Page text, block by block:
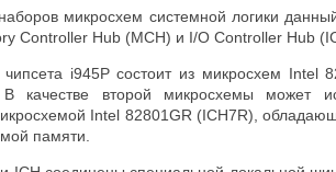
микросхем системной логики
Controller Hub (MCH) и I/O Controller Hub
i945P состоит из микросхем Intel
качестве второй микросхемы может
Intel 82801GR (ICH7R),
памяти.